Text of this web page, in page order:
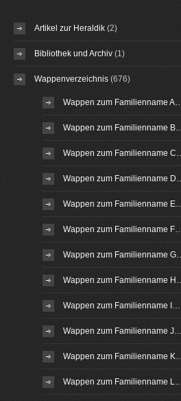
Artikel zur Heraldik (2)
Bibliothek und Archiv (1)
Wappenverzeichnis (676)
Wappen zum Familienname A…
Wappen zum Familienname B…
Wappen zum Familienname C…
Wappen zum Familienname D…
Wappen zum Familienname E…
Wappen zum Familienname F…
Wappen zum Familienname G…
Wappen zum Familienname H…
Wappen zum Familienname I…
Wappen zum Familienname J…
Wappen zum Familienname K…
Wappen zum Familienname L…